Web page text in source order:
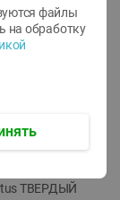
ТВЕРДЫЙ
файлы
на обработку